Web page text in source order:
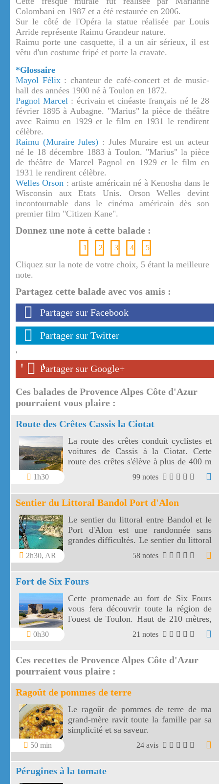
Colombani en 1987 et a été restaurée en 2006.
Sur le côté de l'Opéra la statue réalisée par Louis
Arride représente Raimu Grandeur nature.
Raimu porte une casquette, il a un air sérieux, il est
vêtu d'un costume fripé et porte la cravate.
*Glossaire
Mayol Félix: chanteur de café-concert et de music-
hall des années 1900 né à Toulon en 1872.
Pagnol Marcel : écrivain et cinéaste français né le 28
février 1895 à Aubagne. "Marius" la pièce de théâtre
avec Raimu en 1929 et le film en 1931 le rendirent
célèbre.
Raimu (Muraire Jules) : Jules Muraire est un acteur
né le 18 décembre 1883 à Toulon. "Marius" la pièce
de théâtre de Marcel Pagnol en 1929 et le film en
1931 le rendirent célèbre.
Welles Orson : artiste américain né à Kenosha dans le
Wisconsin aux Etats Unis. Orson Welles devint
incontournable dans le cinéma américain dès son
premier film "Citizen Kane".
Donnez une note à cette balade :
1 2 3 4 5
Cliquez sur la note de votre choix, 5 étant la meilleure
note.
Partagez cette balade avec vos amis :
Partager sur Facebook
Partager sur Twitter
'
' '
Partager sur Google+
Ces balades de Provence Alpes Côte d'Azur
pourraient vous plaire :
Route des Crêtes Cassis la Ciotat
1h30
La route des crêtes conduit cyclistes et
voitures de Cassis à la Ciotat. Cette
route des crêtes s'élève à plus de 400 m
et surplombe la mer au travers plusieurs
99 notes
Sentier du Littoral Bandol Port d'Alon
2h30, AR
Le sentier du littoral entre Bandol et le
Port d'Alon est une randonnée sans
grandes difficultés. Le sentier du littoral
Bandol Port d'Alon offre des paysages
58 notes
Fort de Six Fours
0h30
Cette promenade au fort de Six Fours
vous fera découvrir toute la région de
l'ouest de Toulon. Haut de 210 mètres,
le fort de Six Fours vous offre un vaste
panorama vers une côte découpée, des
de Marseille.
21 notes
Ces recettes de Provence Alpes Côte d'Azur
pourraient vous plaire :
Ragoût de pommes de terre
50 min
Le ragoût de pommes de terre de ma
grand-mère ravit toute la famille par sa
simplicité et sa saveur.
24 avis
Pérugines à la tomate